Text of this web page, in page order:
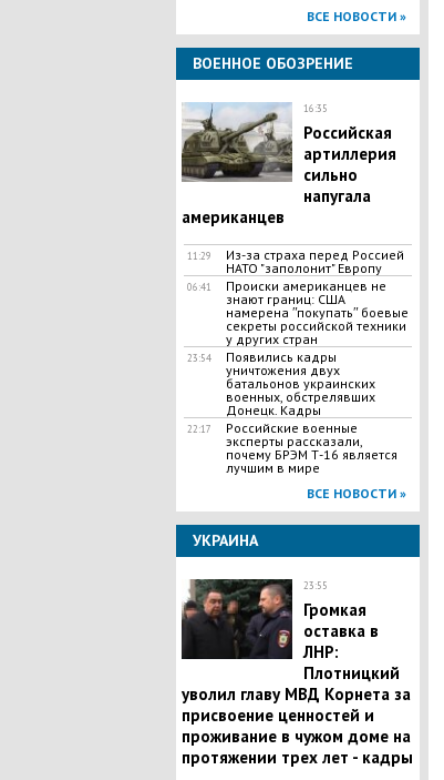
ВСЕ НОВОСТИ »
ВОЕННОЕ ОБОЗРЕНИЕ
16:35
Российская
артиллерия
сильно
напугала
американцев
11:29
Из-за страха перед Россией
НАТО "заполонит" Европу
06:41
Происки американцев не
знают границ: США
намерена ʺпокупатьʺ боевые
секреты российской техники
у других стран
23:54
Появились кадры
уничтожения двух
батальонов украинских
военных, обстрелявших
Донецк. Кадры
22:17
Российские военные
эксперты рассказали,
почему БРЭМ Т-16 является
лучшим в мире
ВСЕ НОВОСТИ »
УКРАИНА
23:55
Громкая
оставка в
ЛНР:
Плотницкий
уволил главу МВД Корнета за
присвоение ценностей и
проживание в чужом доме на
протяжении трех лет - кадры